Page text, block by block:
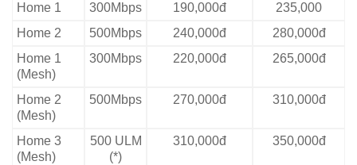
Home 1
300Mbps 190,000đ
235,000
Home 2
500Mbps 240,000đ
280,000đ
Home 1
(Mesh)
300Mbps 220,000đ 265,000đ
Home 2
(Mesh)
500Mbps 270,000đ 310,000đ
Home 3
(Mesh)
500 ULM
(*)
310,000đ 350,000đ